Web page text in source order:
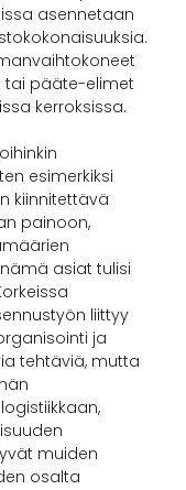
asennetaan
tai pääte-elimet
kerroksissa.
esimerkiksi
kiinnitettävä
painoon,
asiat tulisi
liittyy
ja
tehtäviä, mutta
muiden
osalta